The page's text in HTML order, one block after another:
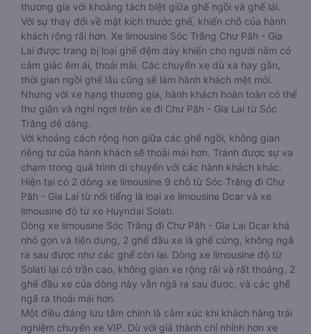
thương gia với khoảng tách biệt giữa ghế ngồi và ghế lái.
Với sự thay đổi về mặt kích thước ghế, khiến chỗ của hành
khách rộng rãi hơn. Xe limousine Sóc Trăng Chư Păh - Gia
Lai được trang bị loại ghế đệm dày khiến cho người nằm có
cảm giác êm ái, thoải mái. Các chuyến xe dù xa hay gần,
thời gian ngồi ghế lâu cũng sẽ làm hành khách mệt mỏi.
Nhưng với xe hạng thương gia, hành khách hoàn toàn có thể
thư giãn và nghỉ ngơi trên xe đi Chư Păh - Gia Lai từ Sóc
Trăng dễ dàng.
Với khoảng cách rộng hơn giữa các ghế ngồi, không gian
riêng tư của hành khách sẽ thoải mái hơn. Tránh được sự va
chạm trong quá trình di chuyển với các hành khách khác.
Hiện tại có 2 dòng xe limousine 9 chỗ từ Sóc Trăng đi Chư
Păh - Gia Lai từ nổi tiếng là loại xe limousine Dcar và xe
limousine độ từ xe Huyndai Solati.
Dòng xe limousine Sóc Trăng đi Chư Păh - Gia Lai Dcar khá
nhỏ gọn và tiện dụng, 2 ghế đầu xe là ghế cứng, không ngã
ra sau được như các ghế còn lại. Dòng xe limousine độ từ
Solati lại có trần cao, không gian xe rộng rãi và rất thoáng. 2
ghế đầu xe của dòng này vẫn ngã ra sau được, và các ghế
ngã ra thoải mái hơn.
Một điều đáng lưu tâm chính là cảm xúc khi khách hàng trải
nghiệm chuyến xe VIP. Dù với giá thành chỉ nhỉnh hơn xe